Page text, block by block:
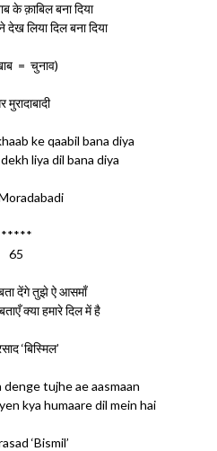
के क़ाबिल बना दिया
लिया दिल बना दिया
= चुनाव)
मुरादाबादी
ke qaabil bana diya
liya dil bana diya
*****
65
देंगे तुझे ऐ आसमाँ
क्या हमारे दिल में है
‘बिस्मिल’
tujhe ae aasmaan
kya humaare dil mein hai
‘Bismil’